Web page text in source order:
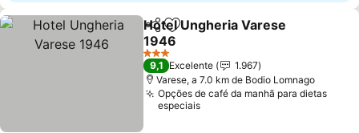
PartilharAdicionar aos favoritos
Hotel Ungheria Varese
1946
Ver preços
3 Estrelas
9,1 Excelente
1.967
Varese, a 7.0 km de Bodio Lomnago
Opções de café da manhã para dietas
especiais